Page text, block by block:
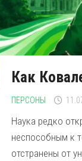
Как
ПЕРСОНЫ
Наука редко
неспособным к
отстранены от